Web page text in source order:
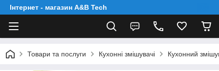
Інтернет - магазин A&B Tech
Товари та послуги Кухонні змішувачі Кухонний